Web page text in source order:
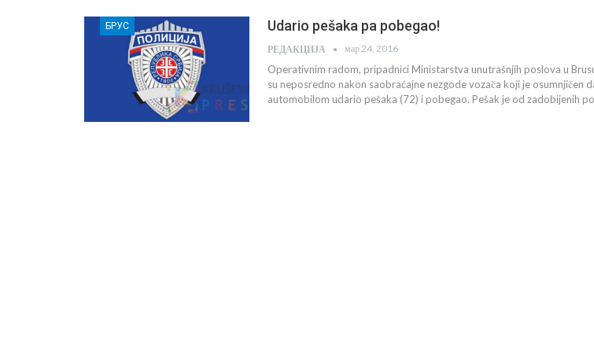
БРУС Udario pešaka pa pobegao!
РЕДАКЦИЈА мар 24, 2016
Operativnim radom, pripadnici Ministarstva unutrašnjih poslova u
su neposredno nakon saobraćajne nezgode vozača koji je osumnjičen
automobilom udario pešaka (72) i pobegao. Pešak je od zadobijenih